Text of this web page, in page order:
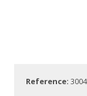
Reference: 3004